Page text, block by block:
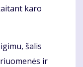
karo
šalis
ir